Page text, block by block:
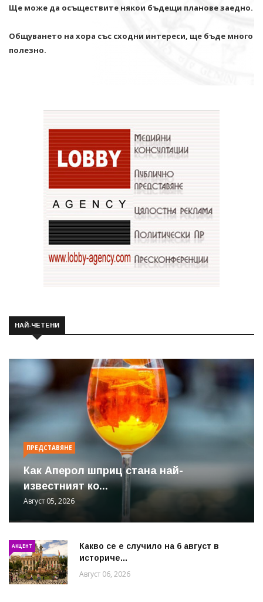
Ще може да осъществите някои бъдещи планове заедно.
Общуването на хора със сходни интереси, ще бъде много
полезно.
НАЙ-ЧЕТЕНИ
ПРЕДСТАВЯНЕ
Как Аперол шприц стана най-
известният ко...
Август 05, 2026
АКЦЕНТ
Какво се е случило на 6 август в
историче...
Август 06, 2026